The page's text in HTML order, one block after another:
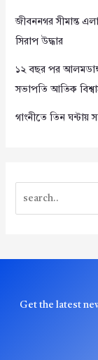
জীবননগর সীমান্ত
সিরাপ উদ্ধার
১২ বছর পর
সভাপতি আতিক
গাংনীতে তিন
Get the latest